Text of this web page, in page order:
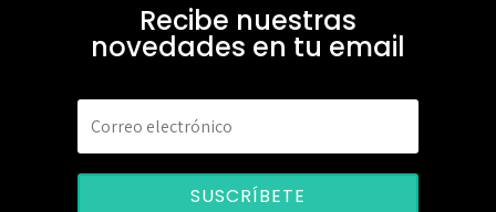
Recibe nuestras
novedades en tu email
SUSCRÍBETE